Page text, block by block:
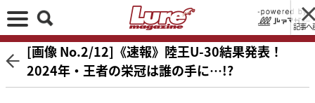
記事へ
[画像 No.2/12]《速報》陸王U-30結果発表！
2024年・王者の栄冠は誰の手に…!?